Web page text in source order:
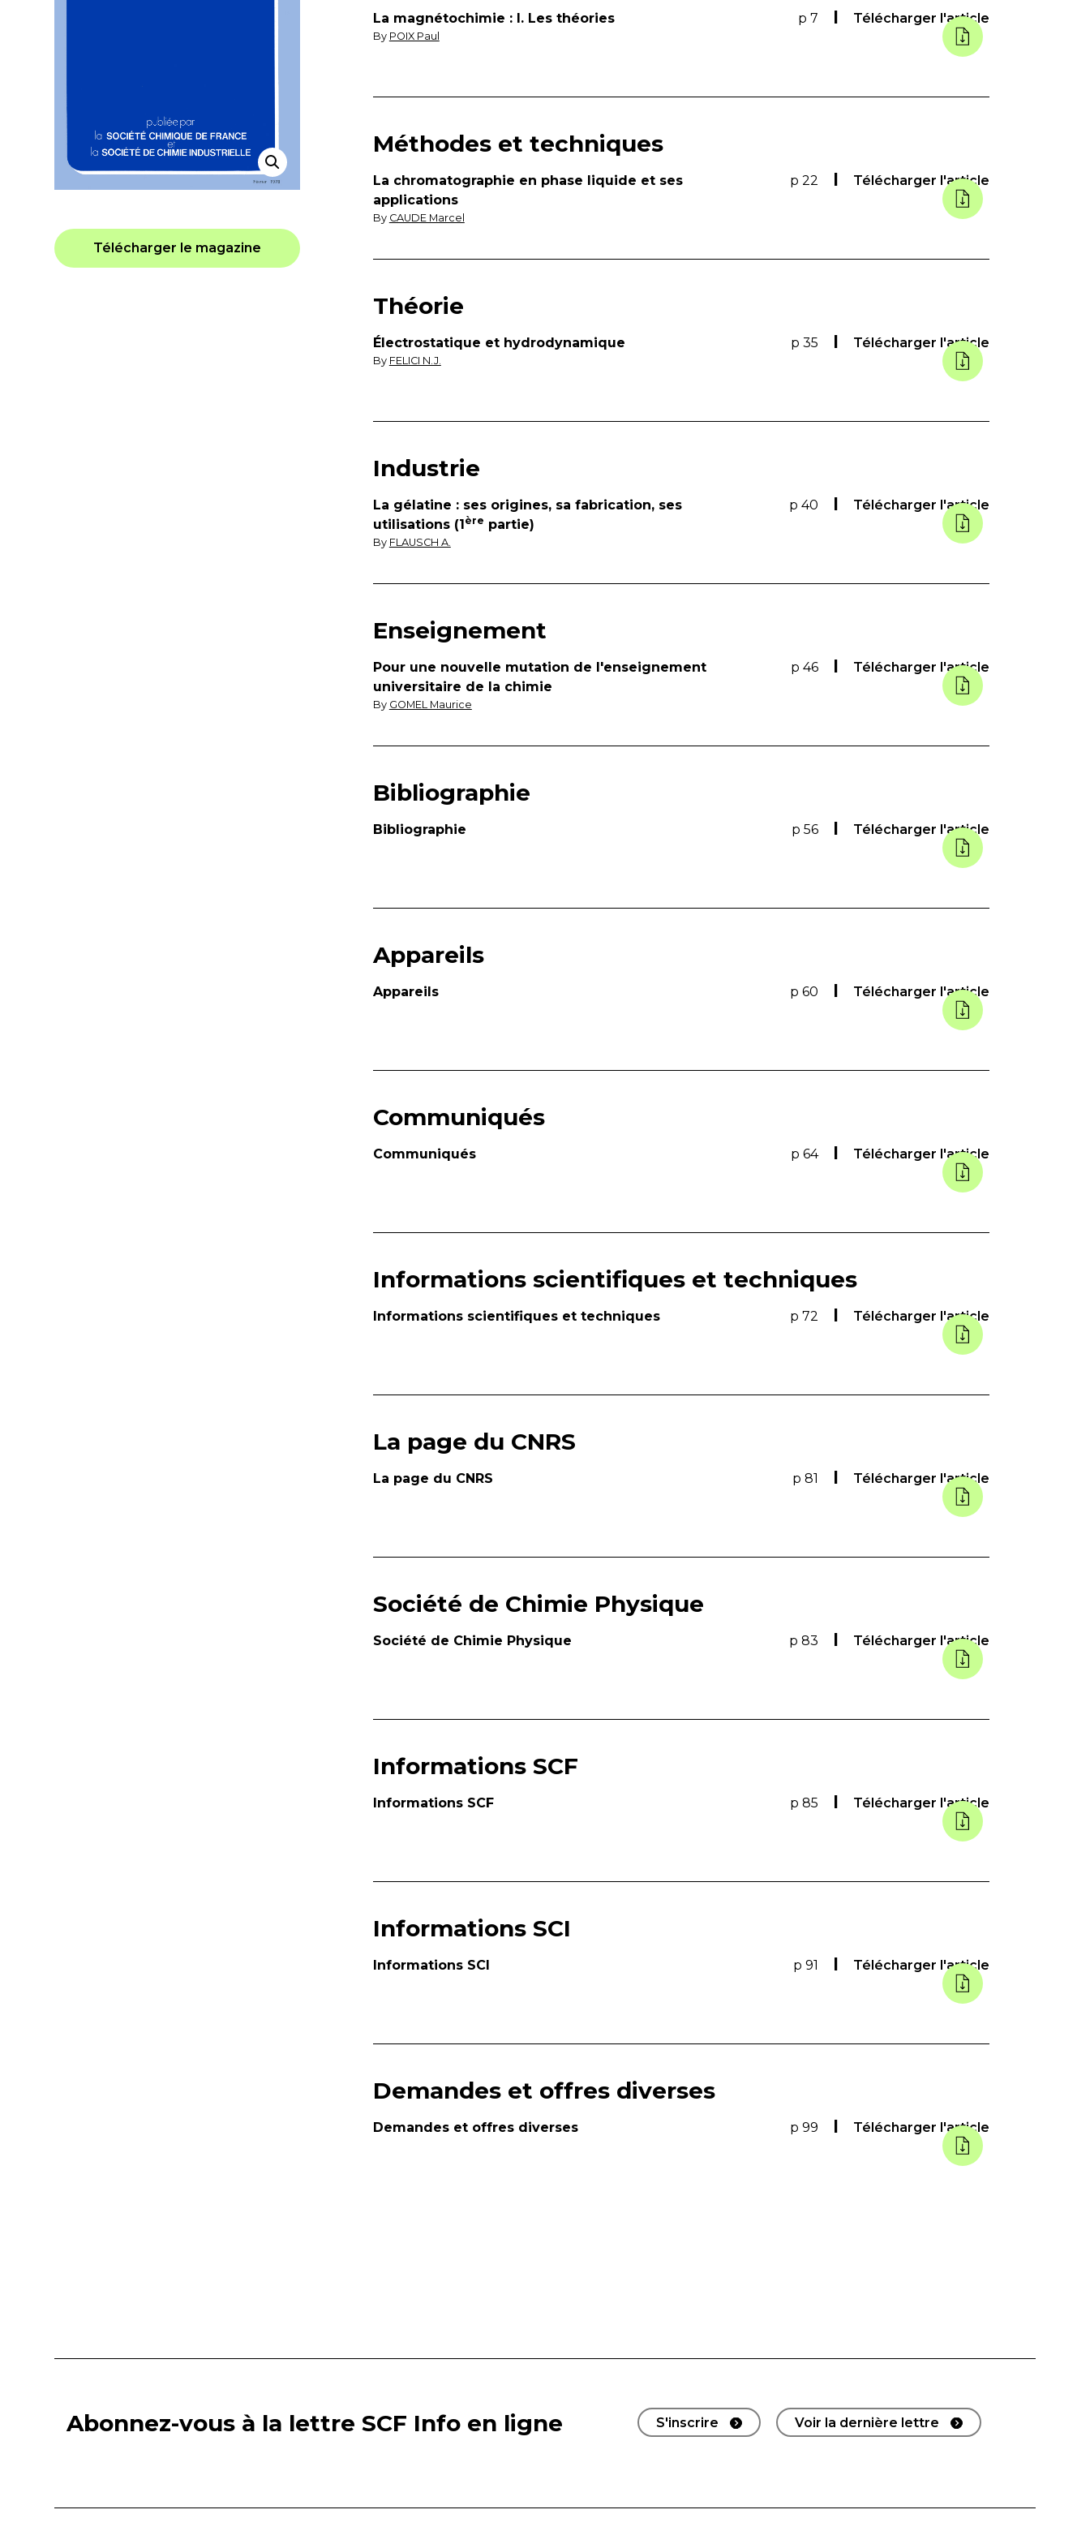
Télécharger le magazine
La magnétochimie : I. Les théories
By POIX Paul
p 7 Télécharger l'article
Méthodes et techniques
La chromatographie en phase liquide et ses
applications
By CAUDE Marcel
p 22 Télécharger l'article
Théorie
Électrostatique et hydrodynamique
By FELICI N.J.
p 35 Télécharger l'article
Industrie
La gélatine : ses origines, sa fabrication, ses
utilisations (1ère partie)
By FLAUSCH A.
p 40 Télécharger l'article
Enseignement
Pour une nouvelle mutation de l'enseignement
universitaire de la chimie
By GOMEL Maurice
p 46 Télécharger l'article
Bibliographie
Bibliographie p 56 Télécharger l'article
Appareils
Appareils p 60 Télécharger l'article
Communiqués
Communiqués p 64 Télécharger l'article
Informations scientifiques et techniques
Informations scientifiques et techniques p 72 Télécharger l'article
La page du CNRS
La page du CNRS p 81 Télécharger l'article
Société de Chimie Physique
Société de Chimie Physique p 83 Télécharger l'article
Informations SCF
Informations SCF p 85 Télécharger l'article
Informations SCI
Informations SCI p 91 Télécharger l'article
Demandes et offres diverses
Demandes et offres diverses p 99 Télécharger l'article
Abonnez-vous à la lettre SCF Info en ligne S'inscrire Voir la dernière lettre